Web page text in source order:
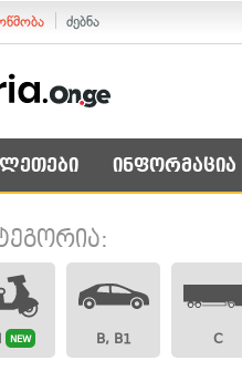
ძებნა
ინფორმაცია
NEW B, B1 C